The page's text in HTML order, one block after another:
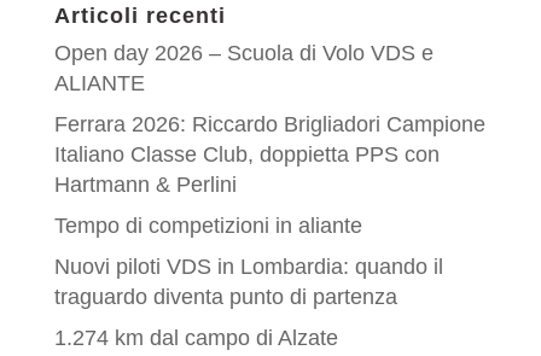
Articoli recenti
Open day 2026 – Scuola di Volo VDS e
ALIANTE
Ferrara 2026: Riccardo Brigliadori Campione
Italiano Classe Club, doppietta PPS con
Hartmann & Perlini
Tempo di competizioni in aliante
Nuovi piloti VDS in Lombardia: quando il
traguardo diventa punto di partenza
1.274 km dal campo di Alzate